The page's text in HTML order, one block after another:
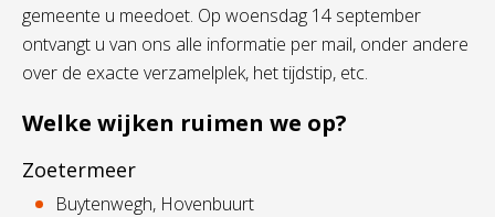
gemeente u meedoet. Op woensdag 14 september
ontvangt u van ons alle informatie per mail, onder andere
over de exacte verzamelplek, het tijdstip, etc.
Welke wijken ruimen we op?
Zoetermeer
Buytenwegh, Hovenbuurt